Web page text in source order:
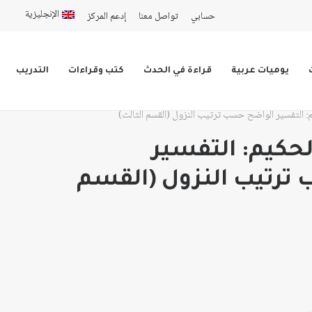
حسابي تواصل معنا إدعم المركز الإنجليزية
يوميات عربية قراءة في الحدث كتب وقراءات التدريب
التفسير الواضح حسب ترتيب النزول (القسم الثالث)
التفسير
النزول (القسم